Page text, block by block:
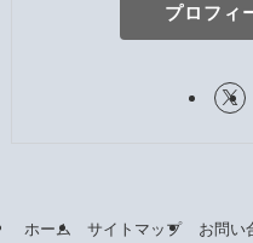
プロフィ
ホーム サイトマップ お問い